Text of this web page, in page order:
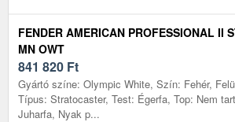
FENDER AMERICAN PROFESSIONAL II
MN OWT
841 820 Ft
Gyártó színe: Olympic White, Szín: Fehér,
Típus: Stratocaster, Test: Égerfa, Top: Nem
Juharfa, Nyak p...